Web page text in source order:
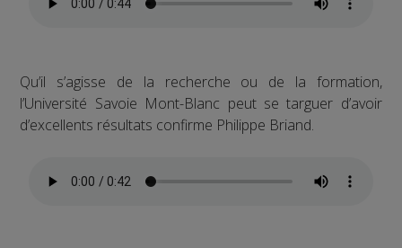
Qu’il s’agisse de la recherche ou de la formation,
l’Université Savoie Mont-Blanc peut se targuer d’avoir
d’excellents résultats confirme Philippe Briand.